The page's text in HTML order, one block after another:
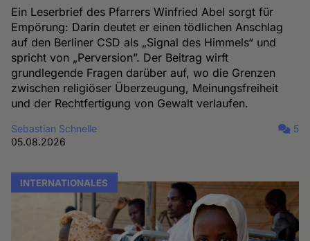
Ein Leserbrief des Pfarrers Winfried Abel sorgt für
Empörung: Darin deutet er einen tödlichen Anschlag
auf den Berliner CSD als „Signal des Himmels“ und
spricht von „Perversion”. Der Beitrag wirft
grundlegende Fragen darüber auf, wo die Grenzen
zwischen religiöser Überzeugung, Meinungsfreiheit
und der Rechtfertigung von Gewalt verlaufen.
Sebastian Schnelle
05.08.2026
5
INTERNATIONALES